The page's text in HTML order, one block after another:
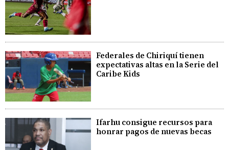
Federales de Chiriquí tienen
expectativas altas en la Serie del
Caribe Kids
Ifarhu consigue recursos para
honrar pagos de nuevas becas